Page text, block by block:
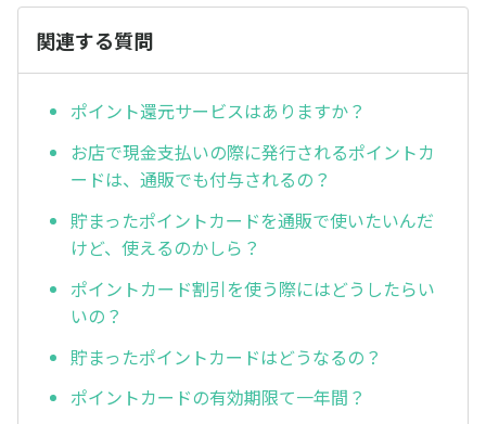
関連する質問
ポイント還元サービスはありますか？
お店で現金支払いの際に発行されるポイントカ
ードは、通販でも付与されるの？
貯まったポイントカードを通販で使いたいんだ
けど、使えるのかしら？
ポイントカード割引を使う際にはどうしたらい
いの？
貯まったポイントカードはどうなるの？
ポイントカードの有効期限て一年間？